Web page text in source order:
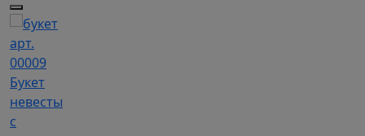
арт.
00009
Букет
невесты
с